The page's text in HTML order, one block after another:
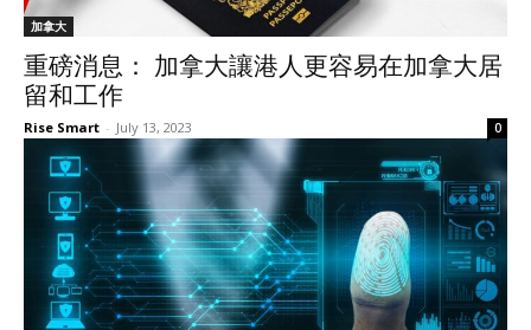
加拿大
重磅消息： 加拿大讓港人更容易在加拿大居
留和工作
Rise Smart - July 13, 2023 0